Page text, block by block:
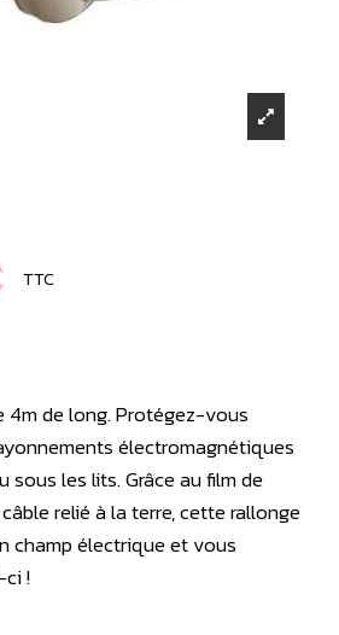
TTC
4m de long. Protégez-vous
électromagnétiques
sous les lits. Grâce au film de
relié à la terre, cette rallonge
champ électrique et vous
!